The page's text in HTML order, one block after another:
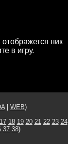
ник
в игру.
| WEB)
17 18 19 20 21 22 23 24
37 38)